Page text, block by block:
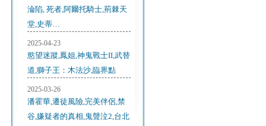
淪陷, 死者,阿爾托騎士,荊棘天
堂,史蒂…
2025-04-23
慾望迷蹤,鳳姐,神鬼戰士II,武替
道,獅子王：木法沙,臨界點
2025-03-26
潘霍華,遷徒風險,完美伴侶,禁
谷,嫌疑者的真相,鬼聲泣2,台北